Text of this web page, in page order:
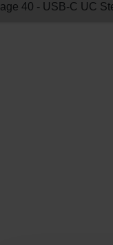
40 - USB-C UC